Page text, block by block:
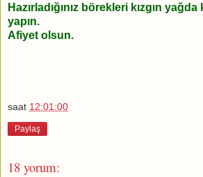
Hazırladığınız börekleri kızgın
yapın.
Afiyet olsun.
saat 12:01:00
Paylaş
18 yorum: